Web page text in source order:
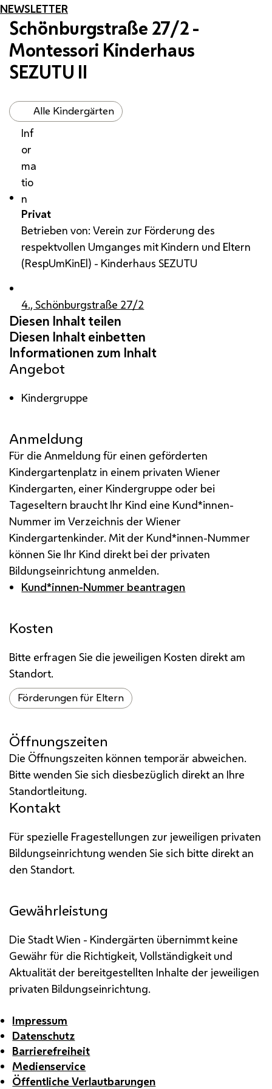
NEWSLETTER
Schönburgstraße 27/2 -
Montessori Kinderhaus
SEZUTU II
Alle Kindergärten
Inf
or
ma
tio
n
Privat
Betrieben von: Verein zur Förderung des
respektvollen Umganges mit Kindern und Eltern
(RespUmKinEl) - Kinderhaus SEZUTU
4., Schönburgstraße 27/2
Angebot
Kindergruppe
Anmeldung
Für die Anmeldung für einen geförderten
Kindergartenplatz in einem privaten Wiener
Kindergarten, einer Kindergruppe oder bei
Tageseltern braucht Ihr Kind eine Kund*innen-
Nummer im Verzeichnis der Wiener
Kindergartenkinder. Mit der Kund*innen-Nummer
können Sie Ihr Kind direkt bei der privaten
Bildungseinrichtung anmelden.
Kund*innen-Nummer beantragen
Kosten
Bitte erfragen Sie die jeweiligen Kosten direkt am
Standort.
Förderungen für Eltern
Öffnungszeiten
Die Öffnungszeiten können temporär abweichen.
Bitte wenden Sie sich diesbezüglich direkt an Ihre
Standortleitung.
Kontakt
Für spezielle Fragestellungen zur jeweiligen privaten
Bildungseinrichtung wenden Sie sich bitte direkt an
den Standort.
Gewährleistung
Die Stadt Wien - Kindergärten übernimmt keine
Gewähr für die Richtigkeit, Vollständigkeit und
Aktualität der bereitgestellten Inhalte der jeweiligen
privaten Bildungseinrichtung.
Impressum
Datenschutz
Barrierefreiheit
Medienservice
Öffentliche Verlautbarungen